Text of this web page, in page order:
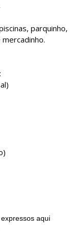
parquinho,
aqui